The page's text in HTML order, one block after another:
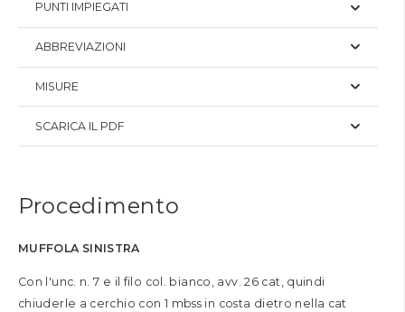
PUNTI IMPIEGATI
ABBREVIAZIONI
MISURE
SCARICA IL PDF
Procedimento
MUFFOLA SINISTRA
Con l'unc. n. 7 e il filo col. bianco, avv. 26 cat, quindi
chiuderle a cerchio con 1 mbss in costa dietro nella cat